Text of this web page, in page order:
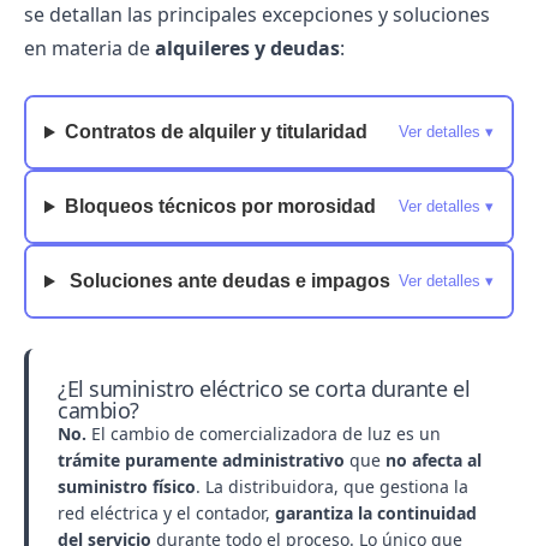
se detallan las principales excepciones y soluciones
en materia dealquileres y deudas:
Contratos de alquiler y titularidad Ver detalles ▾
Bloqueos técnicos por morosidad Ver detalles ▾
️ Soluciones ante deudas e impagos Ver detalles ▾
¿El suministro eléctrico se corta durante el
cambio?
No. El cambio de comercializadora de luz es un
trámite puramente administrativo que no afecta al
suministro físico. La distribuidora, que gestiona la
red eléctrica y el contador, garantiza la continuidad
del servicio durante todo el proceso. Lo único que